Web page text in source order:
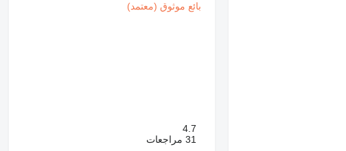
بائع موثوق (معتمد)
4.7
31 مراجعات